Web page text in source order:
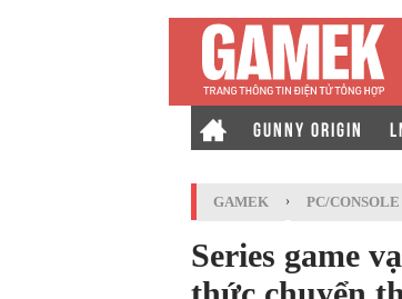
GUNNY ORIGIN
GAMEK › PC/CONSOLE
Series game